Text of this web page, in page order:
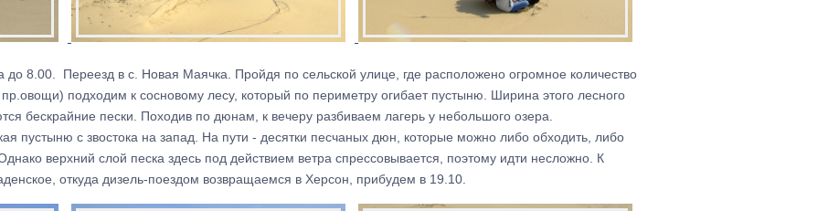
до 8.00. Переезд в с. Новая Маячка. Пройдя по сельской улице, где расположено огромное количество
подходим к сосновому лесу, который по периметру огибает пустыню. Ширина этого лесного
бескрайние пески. Походив по дюнам, к вечеру разбиваем лагерь у небольшого озера.
пустыню с звостока на запад. На пути - десятки песчаных дюн, которые можно либо обходить, либо
верхний слой песка здесь под действием ветра спрессовывается, поэтому идти несложно. К
откуда дизель-поездом возвращаемся в Херсон, прибудем в 19.10.